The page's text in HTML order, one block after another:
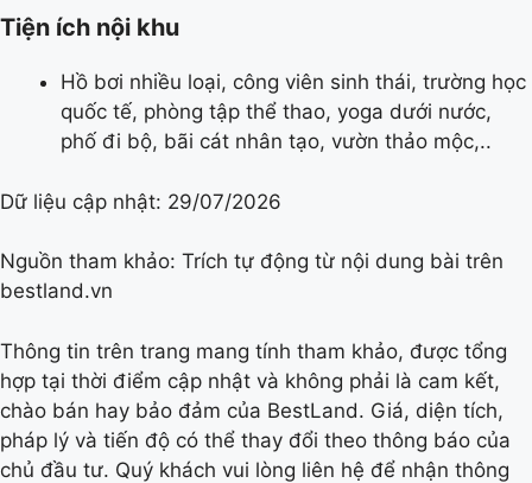
Tiện ích nội khu
Hồ bơi nhiều loại, công viên sinh thái, trường học
quốc tế, phòng tập thể thao, yoga dưới nước,
phố đi bộ, bãi cát nhân tạo, vườn thảo mộc,..
Dữ liệu cập nhật: 29/07/2026
Nguồn tham khảo: Trích tự động từ nội dung bài trên
bestland.vn
Thông tin trên trang mang tính tham khảo, được tổng
hợp tại thời điểm cập nhật và không phải là cam kết,
chào bán hay bảo đảm của BestLand. Giá, diện tích,
pháp lý và tiến độ có thể thay đổi theo thông báo của
chủ đầu tư. Quý khách vui lòng liên hệ để nhận thông